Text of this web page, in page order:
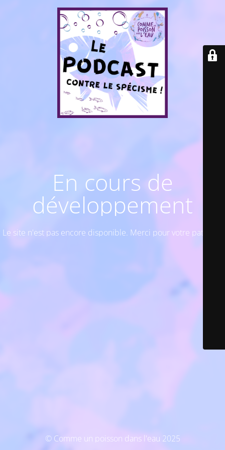
En cours de
développement
Le site n'est pas encore disponible. Merci pour votre patience
© Comme un poisson dans l'eau 2025